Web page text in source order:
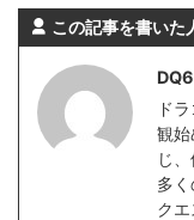
この記事を書いた
ド
観
じ
多
ク